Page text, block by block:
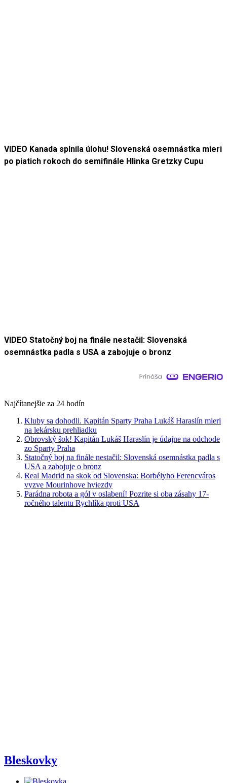
VIDEO Kanada splnila úlohu! Slovenská osemnástka mieri
po piatich rokoch do semifinále Hlinka Gretzky Cupu
VIDEO Statočný boj na finále nestačil: Slovenská
osemnástka padla s USA a zabojuje o bronz
Najčítanejšie za 24 hodín
Kluby sa dohodli. Kapitán Sparty Praha Lukáš Haraslín mieri
na lekársku prehliadku
Obrovský šok! Kapitán Lukáš Haraslín je údajne na odchode
zo Sparty Praha
Statočný boj na finále nestačil: Slovenská osemnástka padla s
USA a zabojuje o bronz
Real Madrid na skok od Slovenska: Borbélyho Ferencváros
vyzve Mourinhove hviezdy
Parádna robota a gól v oslabení! Pozrite si oba zásahy 17-
ročného talentu Rychlíka proti USA
Bleskovky